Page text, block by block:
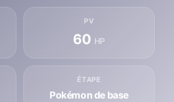
PV
60 HP
ÉTAPE
Pokémon de base